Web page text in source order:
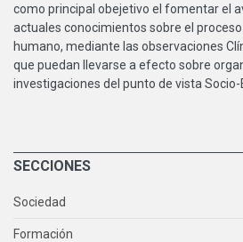
como principal obejetivo el fomentar el
actuales conocimientos sobre el
humano, mediante las observaciones
que puedan llevarse a efecto sobre
investigaciones del punto de vista Socio-
SECCIONES
Sociedad
Formación